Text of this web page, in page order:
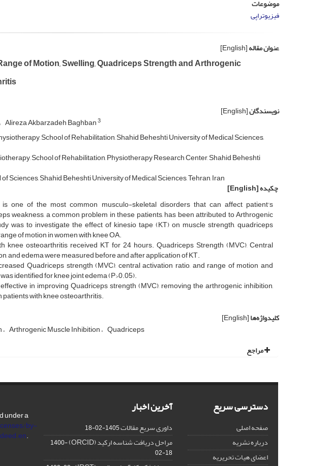
موضوعات
فیزیوتراپی
عنوان مقاله[English]
of Motion, Swelling, Quadriceps Strength and Arthrogenic
نویسندگان[English]
Alireza Akbarzadeh Baghban3
School of Rehabilitation, Shahid Beheshti University of Medical Sciences,
School of Rehabilitation, Physiotherapy Research Center, Shahid Beheshti
Sciences, Shahid Beheshti University of Medical Sciences, Tehran, Iran
چکیده[English]
one of the most common musculo-skeletal disorders that can affect patient's
weakness, a common problem in these patients, has been attributed to Arthrogenic
was to investigate the effect of kinesio tape (KT) on muscle strength, quadriceps
of motion in women with knee OA.
knee osteoarthritis received KT for 24 hours. Quadriceps Strength (MVC), Central
and edema were measured before and after application of KT.
Quadriceps strength (MVC), central activation ratio, and range of motion and
identified for knee joint edema (P>0.05).
in improving Quadriceps strength (MVC), removing the arthrogenic inhibition,
patients with knee osteoarthritis.
کلیدواژه‌ها[English]
Arthrogenic Muscle Inhibition Quadriceps
مراجع
دسترسی سریع
صفحه اصلی
درباره نشریه
اعضای هیات تحریریه
آخرین اخبار
داوری سریع مقالات1405-02-18
مراحل دریافت شناسه ارکید (ORCID)
1400-
02-18
under a
by-
.